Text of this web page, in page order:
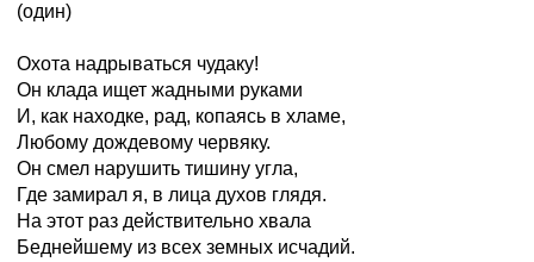
(один)
Охота надрываться чудаку!
Он клада ищет жадными руками
И, как находке, рад, копаясь в хламе,
Любому дождевому червяку.
Он смел нарушить тишину угла,
Где замирал я, в лица духов глядя.
На этот раз действительно хвала
Беднейшему из всех земных исчадий.